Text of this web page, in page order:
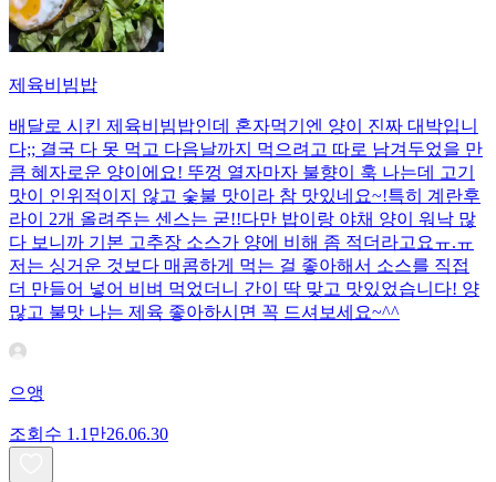
제육비빔밥
배달로 시킨 제육비빔밥인데 혼자먹기엔 양이 진짜 대박입니
다;; 결국 다 못 먹고 다음날까지 먹으려고 따로 남겨두었을 만
큼 혜자로운 양이에요! 뚜껑 열자마자 불향이 훅 나는데 고기
맛이 인위적이지 않고 숯불 맛이라 참 맛있네요~!특히 계란후
라이 2개 올려주는 센스는 굳!! ​다만 밥이랑 야채 양이 워낙 많
다 보니까 기본 고추장 소스가 양에 비해 좀 적더라고요ㅠ.ㅠ
저는 싱거운 것보다 매콤하게 먹는 걸 좋아해서 소스를 직접
더 만들어 넣어 비벼 먹었더니 간이 딱 맞고 맛있었습니다! 양
많고 불맛 나는 제육 좋아하시면 꼭 드셔보세요~^^
으앵
조회수 1.1만26.06.30